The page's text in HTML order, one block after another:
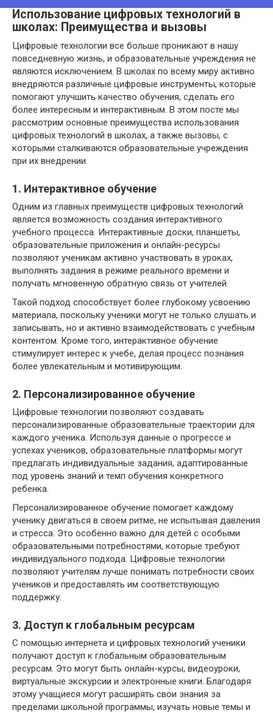
Использование цифровых технологий в
школах: Преимущества и вызовы
Цифровые технологии все больше проникают в нашу
повседневную жизнь, и образовательные учреждения не
являются исключением. В школах по всему миру активно
внедряются различные цифровые инструменты, которые
помогают улучшить качество обучения, сделать его
более интересным и интерактивным. В этом посте мы
рассмотрим основные преимущества использования
цифровых технологий в школах, а также вызовы, с
которыми сталкиваются образовательные учреждения
при их внедрении.
1. Интерактивное обучение
Одним из главных преимуществ цифровых технологий
является возможность создания интерактивного
учебного процесса. Интерактивные доски, планшеты,
образовательные приложения и онлайн-ресурсы
позволяют ученикам активно участвовать в уроках,
выполнять задания в режиме реального времени и
получать мгновенную обратную связь от учителей.
Такой подход способствует более глубокому усвоению
материала, поскольку ученики могут не только слушать и
записывать, но и активно взаимодействовать с учебным
контентом. Кроме того, интерактивное обучение
стимулирует интерес к учебе, делая процесс познания
более увлекательным и мотивирующим.
2. Персонализированное обучение
Цифровые технологии позволяют создавать
персонализированные образовательные траектории для
каждого ученика. Используя данные о прогрессе и
успехах учеников, образовательные платформы могут
предлагать индивидуальные задания, адаптированные
под уровень знаний и темп обучения конкретного
ребенка.
Персонализированное обучение помогает каждому
ученику двигаться в своем ритме, не испытывая давления
и стресса. Это особенно важно для детей с особыми
образовательными потребностями, которые требуют
индивидуального подхода. Цифровые технологии
позволяют учителям лучше понимать потребности своих
учеников и предоставлять им соответствующую
поддержку.
3. Доступ к глобальным ресурсам
С помощью интернета и цифровых технологий ученики
получают доступ к глобальным образовательным
ресурсам. Это могут быть онлайн-курсы, видеоуроки,
виртуальные экскурсии и электронные книги. Благодаря
этому учащиеся могут расширять свои знания за
пределами школьной программы, изучать новые темы и